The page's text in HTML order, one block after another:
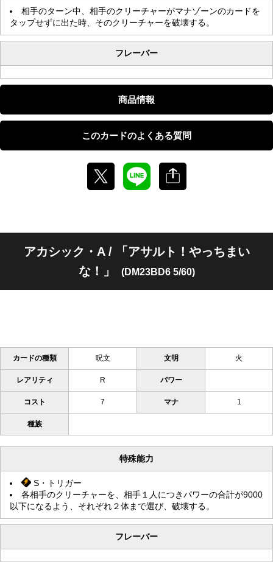
相手のターン中、相手のクリーチャーがマナゾーンのカードを
タップせずに出た時、そのクリーチャーを破壊する。
フレーバー
商品情報
このカードのよくある質問
アカシック・A / 「アサルト！やっちまい
な！」
(DM23BD6 5/60)
カードの種類 呪文 文明 火
レアリティ R パワー
コスト 7 マナ 1
種族
特殊能力
S・トリガー
各相手のクリーチャーを、相手１人につきパワーの合計が9000
以下になるよう、それぞれ２体まで選び、破壊する。
フレーバー